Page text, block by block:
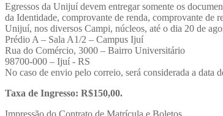
Egressos da Unijuí devem entregar somente os
da Identidade, comprovante de renda, comprovante de
Unijuí, nos diversos Campi, núcleos, até o dia 20 de
Prédio A – Sala A1/2 – Campus Ijuí
Rua do Comércio, 3000 – Bairro Universitário
98700-000 – Ijuí - RS
No caso de envio pelo correio, será considerada a data
Taxa de Ingresso: R$150,00.
Impressão do Contrato de Matrícula e Boletos